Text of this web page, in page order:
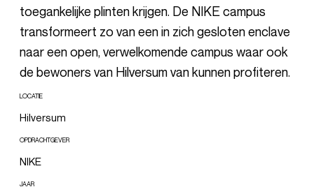
toegankelijke plinten krijgen. De NIKE campus
transformeert zo van een in zich gesloten enclave
naar een open, verwelkomende campus waar ook
de bewoners van Hilversum van kunnen profiteren.
LOCATIE
Hilversum
OPDRACHTGEVER
NIKE
JAAR